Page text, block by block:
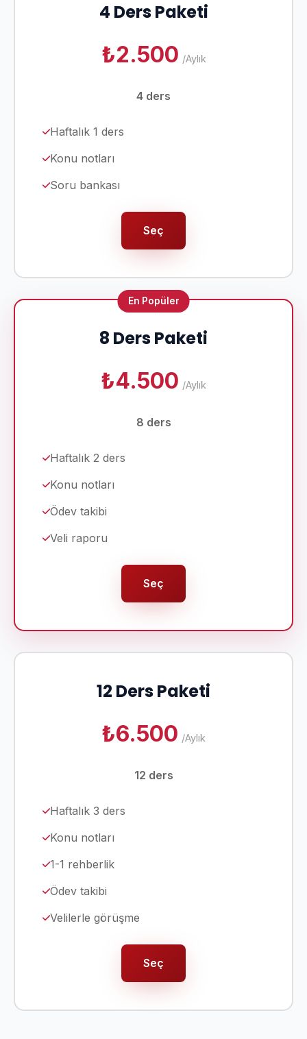
4 Ders Paketi
₺2.500 /Aylık
4 ders
Haftalık 1 ders
Konu notları
Soru bankası
Seç
En Popüler
8 Ders Paketi
₺4.500 /Aylık
8 ders
Haftalık 2 ders
Konu notları
Ödev takibi
Veli raporu
Seç
12 Ders Paketi
₺6.500 /Aylık
12 ders
Haftalık 3 ders
Konu notları
1-1 rehberlik
Ödev takibi
Velilerle görüşme
Seç